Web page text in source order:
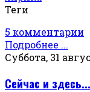
Теги
5 комментарии
Подробнее ...
Суббота, 31
Сейчас и здесь...